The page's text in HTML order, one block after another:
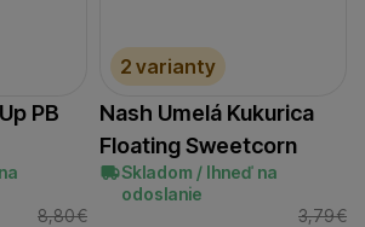
PB
8,80€
2 varianty
Nash Umelá Kukurica
Floating Sweetcorn
Skladom / Ihneď na
odoslanie
3,79€